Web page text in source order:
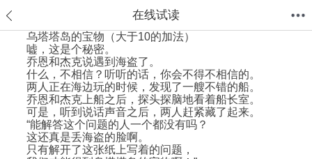
在线试读
首页 分类 值得买
乌塔塔岛的宝物（大于10的加法）
嘘，这是个秘密。
乔恩和杰克说遇到海盗了。
什么，不相信？听听的话，你会不得不相信的。
两人正在海边玩的时候，发现了一艘不错的船。
乔恩和杰克上船之后，探头探脑地看着船长室。
可是，听到说话声音之后，两人赶紧藏了起来。
“能解答这个问题的人一个都没有吗？
这还真是丢海盗的脸啊。
只有解开了这张纸上写着的问题，